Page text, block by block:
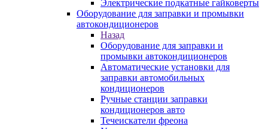
Электрические подкатные гайковерты
Оборудование для заправки и промывки
автокондиционеров
Назад
Оборудование для заправки и
промывки автокондиционеров
Автоматические установки для
заправки автомобильных
кондиционеров
Ручные станции заправки
кондиционеров авто
Течеискатели фреона